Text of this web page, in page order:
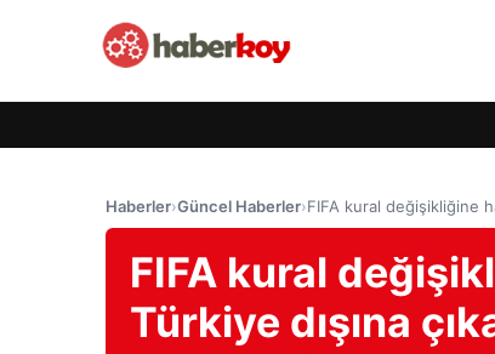
Haberler›Güncel Haberler›FIFA kural değişikliğine
FIFA kural
Türkiye dışına